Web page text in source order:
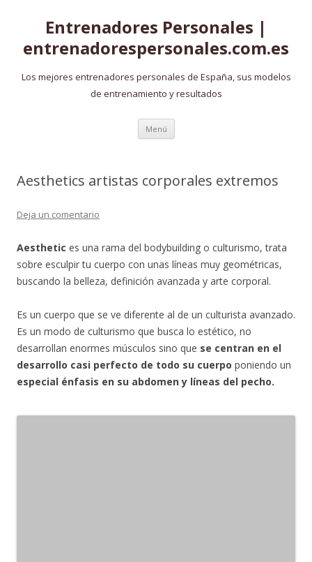
Entrenadores Personales |
entrenadorespersonales.com.es
Los mejores entrenadores personales de España, sus modelos
de entrenamiento y resultados
Menú Saltar
contenido
Aesthetics artistas corporales extremos
Deja un comentario
Aesthetic es una rama del bodybuilding o culturismo, trata
sobre esculpir tu cuerpo con unas líneas muy geométricas,
buscando la belleza, definición avanzada y arte corporal.
Es un cuerpo que se ve diferente al de un culturista avanzado.
Es un modo de culturismo que busca lo estético, no
desarrollan enormes músculos sino que se centran en el
desarrollo casi perfecto de todo su cuerpo poniendo un
especial énfasis en su abdomen y líneas del pecho.